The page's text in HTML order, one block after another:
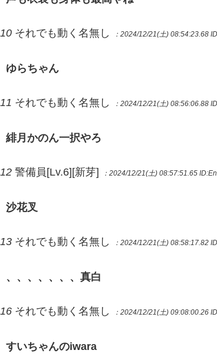
10 それでも動く名無し ：2024/12/21(土) 08:54:23.68
ゆらちゃん
11 それでも動く名無し ：2024/12/21(土) 08:56:06.88
緋月かのん一択やろ
12 警備員[Lv.6][新芽] ：2024/12/21(土) 08:57:51.65
沙花叉
13 それでも動く名無し ：2024/12/21(土) 08:58:17.82
、、、、、、、真白
16 それでも動く名無し ：2024/12/21(土) 09:08:00.26
すいちゃんのiwara